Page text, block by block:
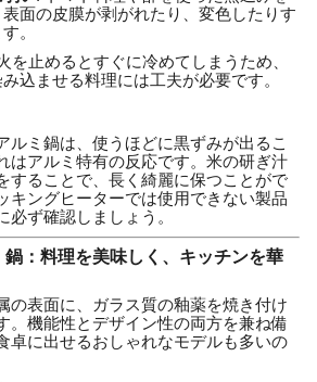
面の皮膜が剥がれたり、変色したりす
。
を止めるとすぐに冷めてしまうため、
込ませる料理には工夫が必要です。
ルミ鍋は、使うほどに黒ずみが出るこ
はアルミ特有の反応です。米の研ぎ汁
することで、長く綺麗に保つことがで
キングヒーターでは使用できない製品
必ず確認しましょう。
：料理を美味しく、キッチンを華
の表面に、ガラス質の釉薬を焼き付け
。機能性とデザイン性の両方を兼ね備
卓に出せるおしゃれなモデルも多いの